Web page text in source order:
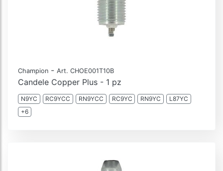
Champion - Art. CHOE001T10B
Candele Copper Plus - 1 pz
N9YC RC9YCC RN9YCC RC9YC RN9YC
L87YC
+6